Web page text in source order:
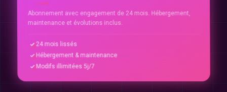
Abonnement avec engagement de 24 mois. Hébergement,
maintenance et évolutions inclus.
24 mois lissés
Hébergement & maintenance
Modifs illimitées 5j/7